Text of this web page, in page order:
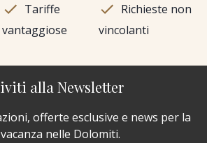
Tariffe
vantaggiose
Richieste non
vincolanti
alla Newsletter
offerte esclusive e news per la
nelle Dolomiti.